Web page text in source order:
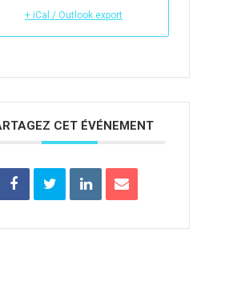
+ iCal / Outlook export
CET ÉVÉNEMENT